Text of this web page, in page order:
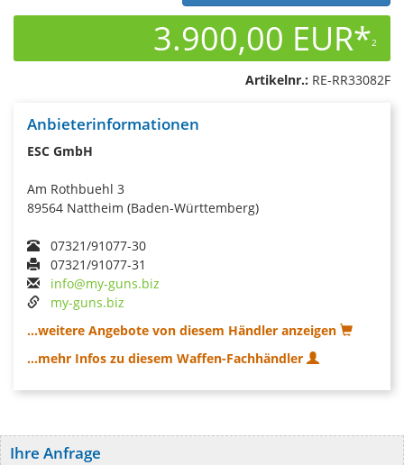
3.900,00 EUR*2
Artikelnr.: RE-RR33082F
Anbieterinformationen
ESC GmbH
Am Rothbuehl 3
89564 Nattheim (Baden-Württemberg)
07321/91077-30
07321/91077-31
info@my-guns.biz
my-guns.biz
...weitere Angebote von diesem Händler anzeigen
...mehr Infos zu diesem Waffen-Fachhändler
Ihre Anfrage